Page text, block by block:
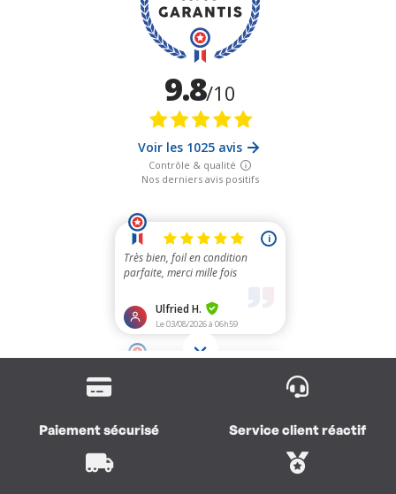
Paiement sécurisé Service client réactif